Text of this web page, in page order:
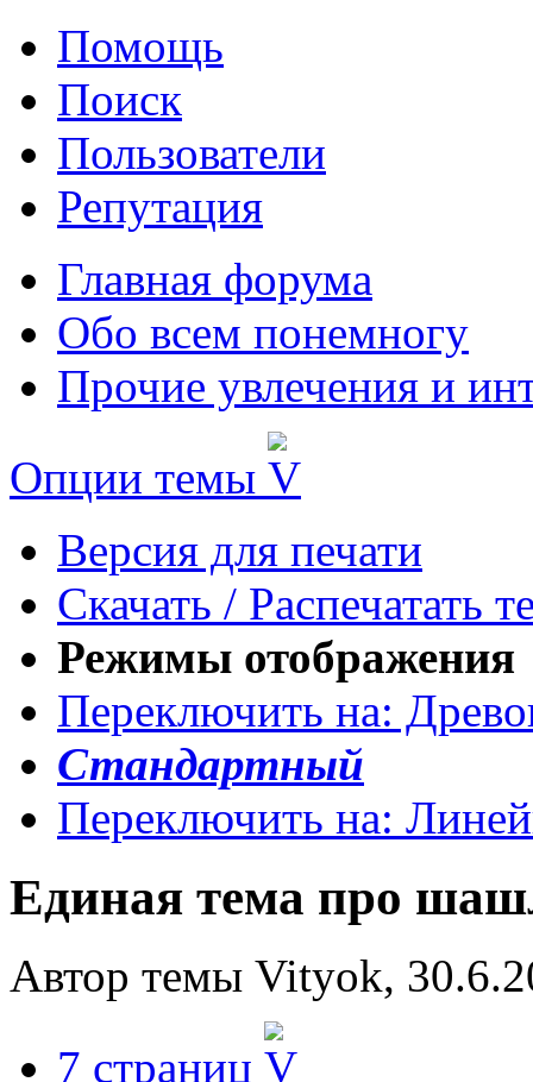
Помощь
Поиск
Пользователи
Репутация
Главная форума
Обо всем понемногу
Прочие увлечения и
Опции темы
Версия для печати
Скачать / Распечатать
Режимы отображения
Переключить на:
Стандартный
Переключить на:
Единая тема про
Автор темы Vityok,
7 страниц